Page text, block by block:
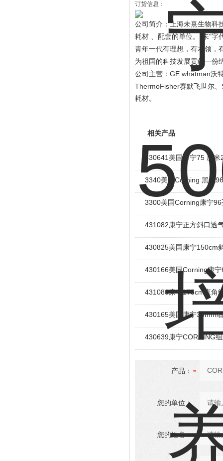
订货信息：
公司简介：上海未熹生物科
耗材 、配套的单位。
未"字
青年一代有理想，有本领，
为祖国的科技发展贡献一份
公司主营： GE whatman沃
ThermoFisher赛默飞世尔、
耗材。
相关产品
430641美国康宁75 厘
3340美国Corning 黑色
3300美国Corning康宁
431082康宁正方斜口透
430825美国康宁150cm
430166美国Corning康
431080康宁175cm直角
430165美国康宁35mm
430639康宁CORNING
产品：
您的单位：
您的姓名：